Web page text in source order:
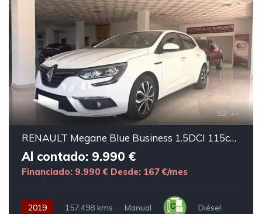
17
RENAULT Megane Blue Business 1.5DCI 115cv 5p
Al contado: 9.990 €
Financiado: 9.990 € Desde: 167 €/mes
2019 157.498 kms Manual Diésel